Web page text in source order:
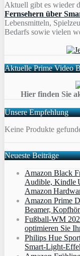
Aktuell gibt es wieder
Fernsehern über
Lebensmitteln,
Bedarfs sowie vielen
Aktuelle Prime Video
Hier finden Sie
Unsere Empfehlung
Keine Produkte
Neueste Beiträge
Amazon Black
Audible, Kindle
Amazon
Amazon Prime
Beamer,
Fußball-WM
optimieren Sie
Philips Hue